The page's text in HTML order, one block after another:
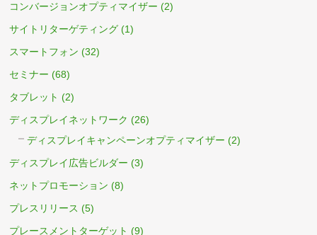
コンバージョンオプティマイザー (2)
サイトリターゲティング (1)
スマートフォン (32)
セミナー (68)
タブレット (2)
ディスプレイネットワーク (26)
ディスプレイキャンペーンオプティマイザー (2)
ディスプレイ広告ビルダー (3)
ネットプロモーション (8)
プレスリリース (5)
プレースメントターゲット (9)